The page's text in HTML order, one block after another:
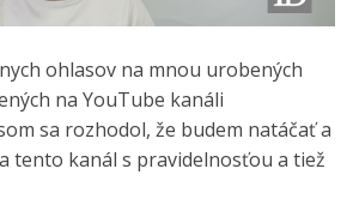
ohlasov na mnou urobených
na YouTube kanáli
sa rozhodol, že budem natáčať a
tento kanál s pravidelnosťou a tiež